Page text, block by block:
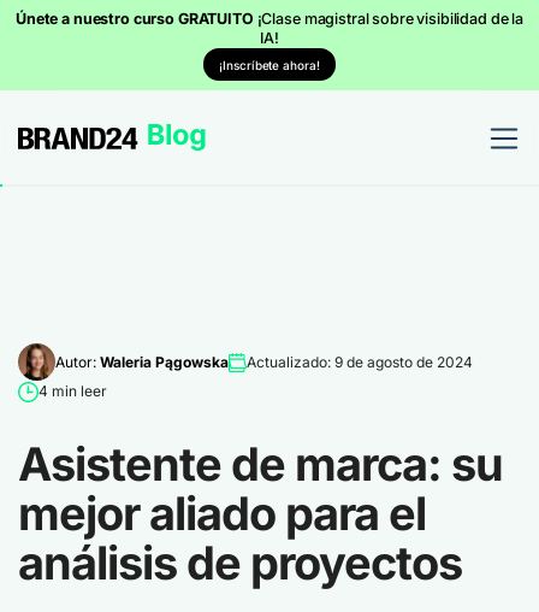
Únete a nuestro curso GRATUITO ¡Clase magistral sobre visibilidad de la
IA!
¡Inscríbete ahora!
Autor: Waleria Pągowska
Actualizado: 9 de agosto de 2024
4 min leer
Asistente de marca: su
mejor aliado para el
análisis de proyectos